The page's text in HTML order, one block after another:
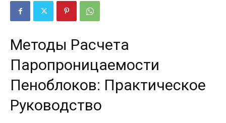
Методы Расчета
Паропроницаемости
Пеноблоков: Практическое
Руководство